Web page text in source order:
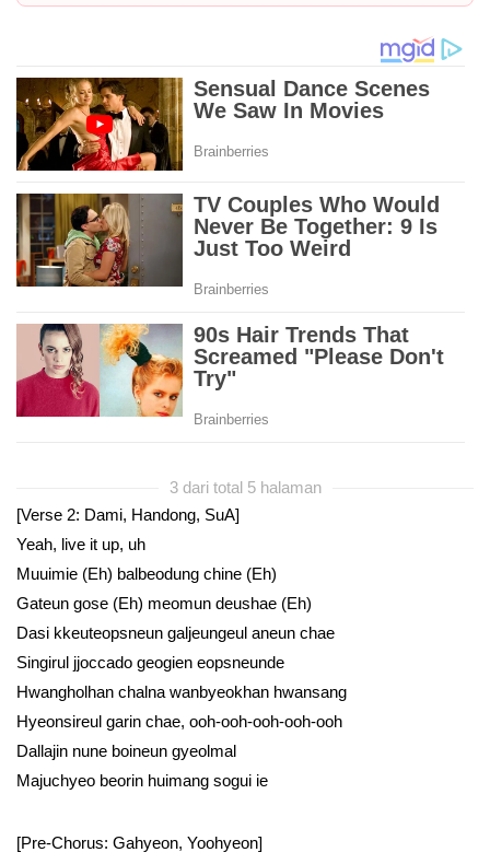
3 dari total 5 halaman
[Verse 2: Dami, Handong, SuA]
Yeah, live it up, uh
Muuimie (Eh) balbeodung chine (Eh)
Gateun gose (Eh) meomun deushae (Eh)
Dasi kkeuteopsneun galjeungeul aneun chae
Singirul jjoccado geogien eopsneunde
Hwangholhan chalna wanbyeokhan hwansang
Hyeonsireul garin chae, ooh-ooh-ooh-ooh-ooh
Dallajin nune boineun gyeolmal
Majuchyeo beorin huimang sogui ie
[Pre-Chorus: Gahyeon, Yoohyeon]